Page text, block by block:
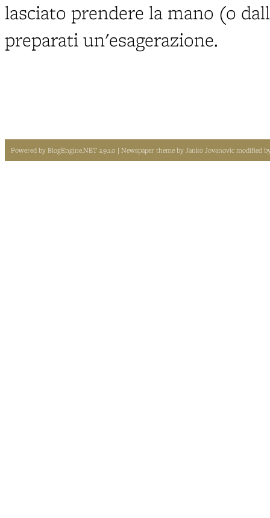
lasciato prendere la mano (o
preparati un'esagerazione.
Powered byBlogEngine.NET 2.9.1.0 | Newspaper theme byJanko Jovanovicmodified